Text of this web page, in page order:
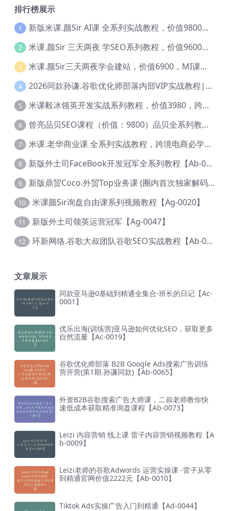
排行榜展示
1 新版米课.颜Sir AI课 全系列实战教程，价值9800，跨境首选！【Ag-0052】
2 米课.颜Sir 三天两夜 学SEO系列教程，价值9600元，跨境人都在学 【Ag-0056】
3 米课.颜Sir三天两夜学会建站，价值6900，MI课甄选课程 【Ag-0055】
4 2026同款孙谦.谷歌优化师部落内部VIP实战教程|价值4999元全网独家解码（官方报名版本）【@034】
5 米课毅冰领英开发实战系列教程，价值3980，跨境必选【Ag-0049】
6 曾亮品贝SEO课程（价值：9800）品贝全系列教程 【Ab-0022】
7 米课.老华商业课 全系列实战教程，跨境电商必学，价值16900元【Ag-0053】
8 新版外土司FaceBook开发冠军全系列教程【Ab-0021】
9 新版鼎贸Coco.外贸Top业务课 (圈内首次独家解码|460节课)【Ag-0091】
10 米课颜Sir询盘自由课系列视频教程【Ag-0020】
11 新版外土司领英运营冠军【Ag-0047】
12 环新网络.谷歌大叔团队谷歌SEO实战教程【Ab-0024】
文章展示
同款亚马逊0基础到精通全集合-班长的日记【Ac-
0001】
优乐出海(训练营)亚马逊如何优化SEO，获取更多
自然流量【Ac-0019】
谷歌优化师部落 B2B Google Ads搜索广告训练
营开营(第1期.孙谦同款)【Ab-0065】
外资B2B谷歌搜索广告大师课，二叔老师教你快
速低成本获取精准询盘课程【Ab-0073】
Leizi 内容营销 线上课 雷子内容营销视频教程【A
b-0009】
Leizi老师的谷歌Adwords 运营实操课 -雷子从零
到精通官网价值2222元【Ab-0010】
Tiktok Ads实操广告入门到精通【Ad-0044】